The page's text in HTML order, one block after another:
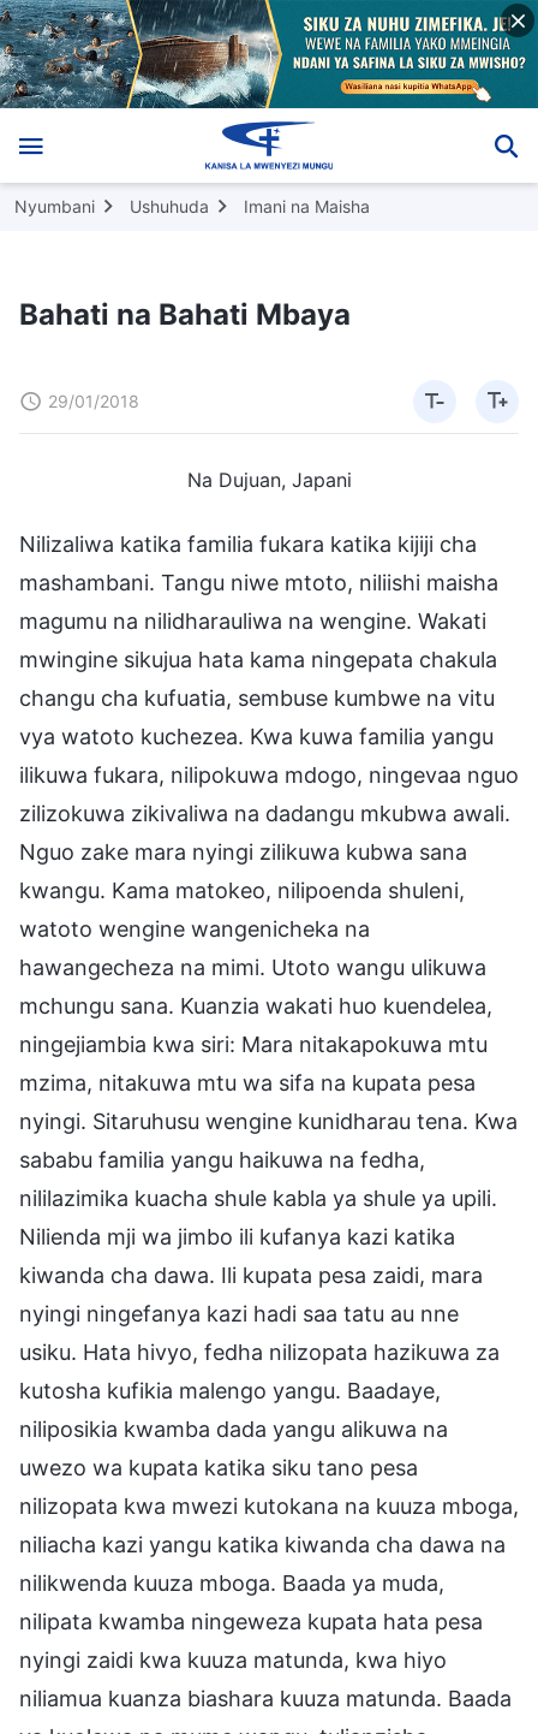
Nyumbani Ushuhuda Imani na Maisha
Bahati na Bahati Mbaya
29/01/2018
Na Dujuan, Japani
Nilizaliwa katika familia fukara katika kijiji cha
mashambani. Tangu niwe mtoto, niliishi maisha
magumu na nilidharauliwa na wengine. Wakati
mwingine sikujua hata kama ningepata chakula
changu cha kufuatia, sembuse kumbwe na vitu
vya watoto kuchezea. Kwa kuwa familia yangu
ilikuwa fukara, nilipokuwa mdogo, ningevaa nguo
zilizokuwa zikivaliwa na dadangu mkubwa awali.
Nguo zake mara nyingi zilikuwa kubwa sana
kwangu. Kama matokeo, nilipoenda shuleni,
watoto wengine wangenicheka na
hawangecheza na mimi. Utoto wangu ulikuwa
mchungu sana. Kuanzia wakati huo kuendelea,
ningejiambia kwa siri: Mara nitakapokuwa mtu
mzima, nitakuwa mtu wa sifa na kupata pesa
nyingi. Sitaruhusu wengine kunidharau tena. Kwa
sababu familia yangu haikuwa na fedha,
nililazimika kuacha shule kabla ya shule ya upili.
Nilienda mji wa jimbo ili kufanya kazi katika
kiwanda cha dawa. Ili kupata pesa zaidi, mara
nyingi ningefanya kazi hadi saa tatu au nne
usiku. Hata hivyo, fedha nilizopata hazikuwa za
kutosha kufikia malengo yangu. Baadaye,
niliposikia kwamba dada yangu alikuwa na
uwezo wa kupata katika siku tano pesa
nilizopata kwa mwezi kutokana na kuuza mboga,
niliacha kazi yangu katika kiwanda cha dawa na
nilikwenda kuuza mboga. Baada ya muda,
nilipata kwamba ningeweza kupata hata pesa
nyingi zaidi kwa kuuza matunda, kwa hiyo
niliamua kuanza biashara kuuza matunda. Baada